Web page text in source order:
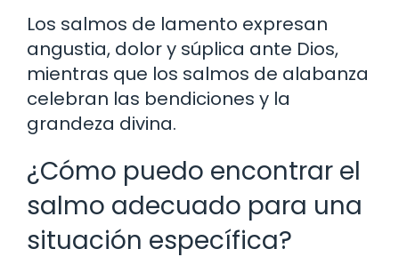
Los salmos de lamento expresan
angustia, dolor y súplica ante Dios,
mientras que los salmos de alabanza
celebran las bendiciones y la
grandeza divina.
¿Cómo puedo encontrar el
salmo adecuado para una
situación específica?